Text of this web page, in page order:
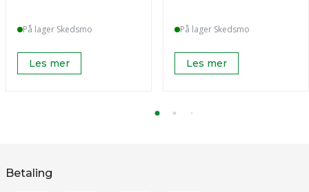
På lager Skedsmo
Les mer
På lager Skedsmo
Les mer
Betaling